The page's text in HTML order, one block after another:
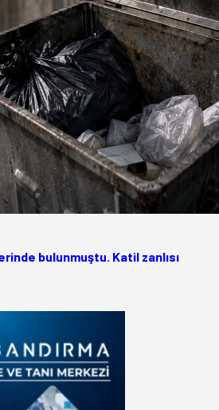
bulunmuştu. Katil zanlısı